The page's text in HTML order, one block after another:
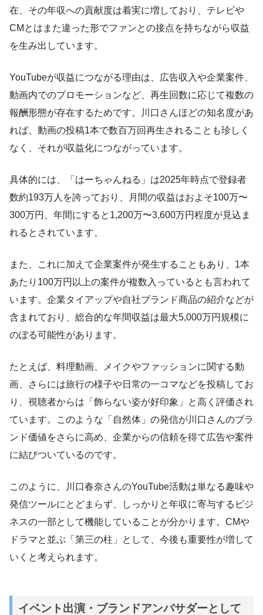
在、その年収への貢献度は着実に増しており、テレビや
CMとはまた違った形でファンとの接点を持ちながら収益
を生み出しています。
YouTubeが収益につながる理由は、広告収入や企業案件、
動画内でのプロモーションなど、再生回数に応じて複数の
報酬形態が存在するためです。川口さんほどの知名度があ
れば、動画の投稿1本で数百万回再生されることも珍しく
なく、それが収益化につながっています。
具体的には、「はーちゃんねる」は2025年時点で登録者
数約193万人を誇っており、月間の収益はおよそ100万〜
300万円、年間にすると1,200万〜3,600万円程度が見込ま
れるとされています。
また、これに加えて企業案件が発生することもあり、1本
あたり100万円以上の案件が複数入っているとも言われて
います。企業タイアップや自社ブランド商品の紹介などが
含まれており、総合的な年間収益は最大5,000万円規模に
のぼる可能性があります。
たとえば、料理動画、メイクやファッションに関する動
画、さらには旅行の様子や日常の一コマなどを投稿してお
り、視聴者からは「飾らない姿が好印象」と高く評価され
ています。このような「自然体」の発信が川口さんのブラ
ンド価値をさらに高め、企業からの信頼を得て広告や案件
に結びついているのです。
このように、川口春奈さんのYouTube活動は単なる趣味や
発信ツールにとどまらず、しっかりと年収に寄与するビジ
ネスの一部として機能していることが分かります。CMや
ドラマと並ぶ「第三の柱」として、今後も重要性が増して
いくと考えられます。
イベント出演・ブランドアンバサダーとして